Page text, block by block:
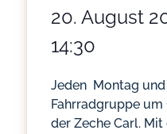
20. August
14:30
Jeden Montag
Fahrradgruppe um
der Zeche Carl.